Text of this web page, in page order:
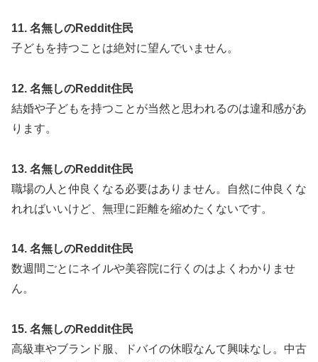
11. 名無しのReddit住民
子どもを持つことは絶対に望んでいません。
12. 名無しのReddit住民
結婚や子どもを持つことが当然と思われるのは違和感があ
ります。
13. 名無しのReddit住民
職場の人と仲良くなる必要はありません。自然に仲良くな
れればいいけど、無理に距離を縮めたくないです。
14. 名無しのReddit住民
数週間ごとにネイルや美容院に行くのはよくわかりませ
ん。
15. 名無しのReddit住民
高級車やブランド服、ドバイの休暇なんて興味なし。中古